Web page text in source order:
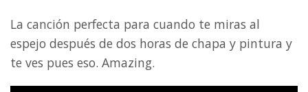
La canción perfecta para cuando te miras al
espejo después de dos horas de chapa y pintura y
te ves pues eso. Amazing.